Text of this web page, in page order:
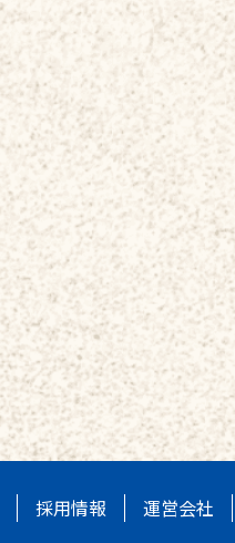
採用情報 運営会社